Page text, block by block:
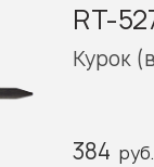
RT-
Курок
384 руб.